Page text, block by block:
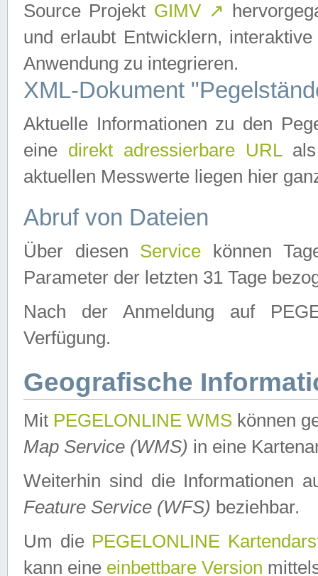
Source Projekt GIMV ↗
und erlaubt Entwicklern,
Anwendung zu integrieren.
XML-Dokument
Aktuelle Informationen zu den
eine direkt adressierbare URLals
aktuellen Messwerte liegen hier
Abruf von Dateien
Über diesen Service können
Parameter der letzten 31 Tage
Nach der Anmeldung auf
Verfügung.
Geografische
Mit PEGELONLINE WMS können
Map Service (WMS) in eine
Weiterhin sind die Informationen
Feature Service (WFS) beziehbar.
Um die PEGELONLINE
kann eine einbettbare Version